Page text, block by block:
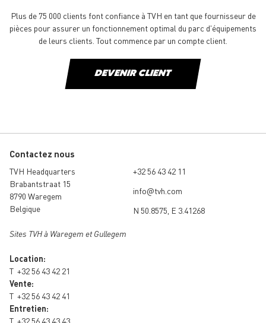
Plus de 75 000 clients font confiance à TVH en tant que fournisseur de
pièces pour assurer un fonctionnement optimal du parc d'équipements
de leurs clients. Tout commence par un compte client.
DEVENIR CLIENT
Contactez nous
TVH Headquarters
Brabantstraat 15
8790 Waregem
Belgique
Sites TVH à Waregem et Gullegem
Location:
T +32 56 43 42 21
Vente:
T +32 56 43 42 41
Entretien:
T +32 56 43 43 43
+32 56 43 42 11
info@tvh.com
N 50.8575, E 3.41268